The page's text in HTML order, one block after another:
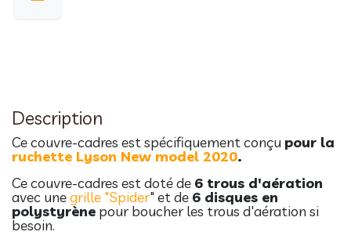
Description
Ce couvre-cadres est spécifiquement conçu pour la
ruchette Lyson New model 2020.
Ce couvre-cadres est doté de 6 trous d'aération
avec unegrille "Spider" et de 6 disques en
polystyrène pour boucher les trous d'aération si
besoin.